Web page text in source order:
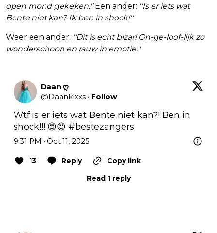
open mond gekeken.''Een ander: ''Is er iets wat
Bente niet kan? Ik ben in shock!''
Weer een ander: ''Dit is echt bizar! On-ge-loof-lijk zo
wonderschoon en rauw in emotie.''
Daan ღ
@Daanklxxs · Follow
Wtf is er iets wat Bente niet kan?! Ben in
shock!!! 😍😍 #bestezangers
9:31 PM · Oct 11, 2025
13 Reply
Copy link
Read 1 reply